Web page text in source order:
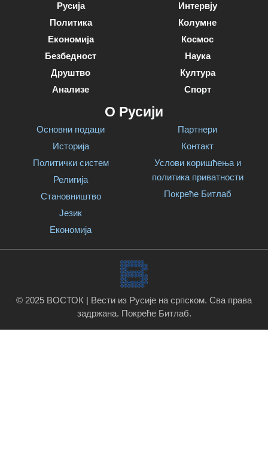
Русија
Политика
Економија
Безбедност
Друштво
Анализе
Интервју
Колумне
Космос
Наука
Култура
Спорт
О Русији
Основни подаци
Историја
Политички систем
Религија
Становништво
Језик
Економија
Партнери
Контакт
Услови коришћења и
политика приватности
Покреће Битлаб
© 2025 ВОСТОК | Вести из Русије на српском. Сва права
задржана. Покреће Битлаб.